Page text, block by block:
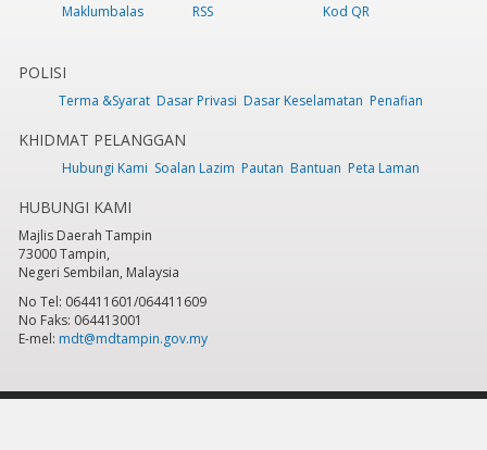
Maklumbalas
RSS Kod QR
POLISI
Terma &Syarat Dasar Privasi Dasar Keselamatan Penafian
KHIDMAT PELANGGAN
Hubungi Kami Soalan Lazim Pautan Bantuan Peta Laman
HUBUNGI KAMI
Majlis Daerah Tampin
73000 Tampin,
Negeri Sembilan, Malaysia
No Tel: 064411601/064411609
No Faks: 064413001
E-mel: mdt@mdtampin.gov.my